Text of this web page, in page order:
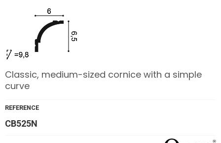
Classic, medium-sized cornice with a simple
curve
REFERENCE
CB525N